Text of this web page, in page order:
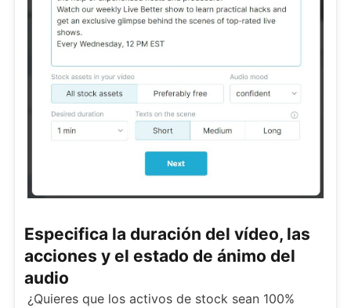
Especifica la duración del vídeo, las
acciones y el estado de ánimo del
audio
¿Quieres que los activos de stock sean 100%